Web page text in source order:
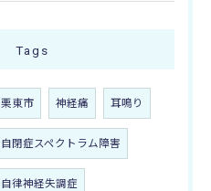
Tags
栗東市 神経痛 耳鳴り
自閉症スペクトラム障害
自律神経失調症